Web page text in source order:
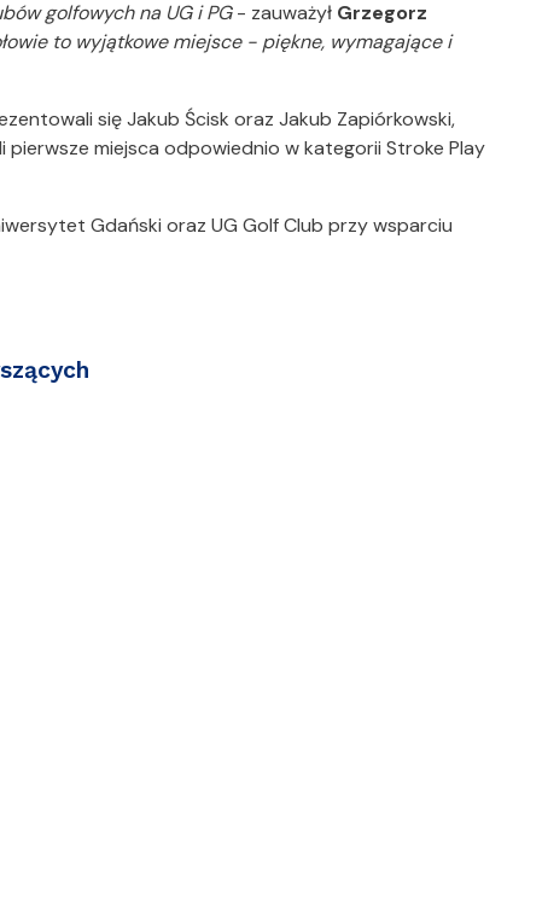
golfowych na UG i PG- zauważył Grzegorz
to wyjątkowe miejsce - piękne, wymagające i
się Jakub Ścisk oraz Jakub Zapiórkowski,
miejsca odpowiednio w kategorii Stroke Play
Gdański oraz UG Golf Club przy wsparciu